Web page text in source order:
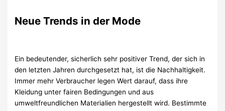
Neue Trends in der Mode
Ein bedeutender, sicherlich sehr positiver Trend, der sich in
den letzten Jahren durchgesetzt hat, ist die Nachhaltigkeit.
Immer mehr Verbraucher legen Wert darauf, dass ihre
Kleidung unter fairen Bedingungen und aus
umweltfreundlichen Materialien hergestellt wird. Bestimmte